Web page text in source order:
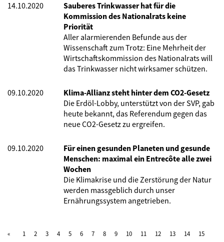
14.10.2020
Sauberes Trinkwasser hat für die
Kommission des Nationalrats keine
Priorität
Aller alarmierenden Befunde aus der
Wissenschaft zum Trotz: Eine Mehrheit der
Wirtschaftskommission des Nationalrats will
das Trinkwasser nicht wirksamer schützen.
09.10.2020
Klima-Allianz steht hinter dem CO2-Gesetz
Die Erdöl-Lobby, unterstützt von der SVP, gab
heute bekannt, das Referendum gegen das
neue CO2-Gesetz zu ergreifen.
09.10.2020
Für einen gesunden Planeten und gesunde
Menschen: maximal ein Entrecôte alle zwei
Wochen
Die Klimakrise und die Zerstörung der Natur
werden massgeblich durch unser
Ernährungssystem angetrieben.
1 2 3 4 5 6 7 8 9 10 11 12 13 14
15